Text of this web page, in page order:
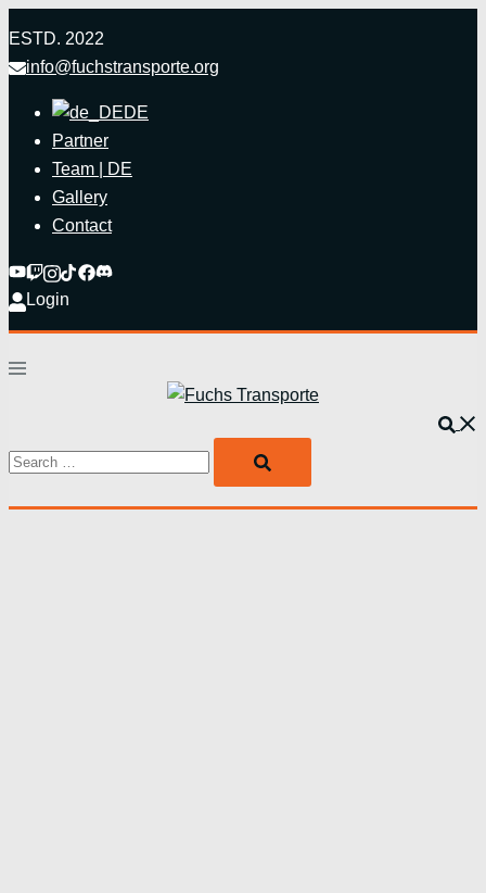
Inhalt
springen
ESTD. 2022
info@fuchstransporte.org
DE
Partner
Team | DE
Gallery
Contact
Login
Menü
Suche
Search…